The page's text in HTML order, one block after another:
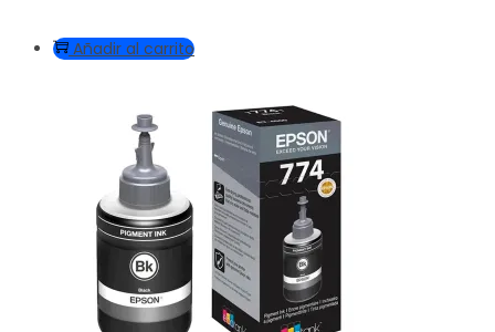
Añadir al carrito